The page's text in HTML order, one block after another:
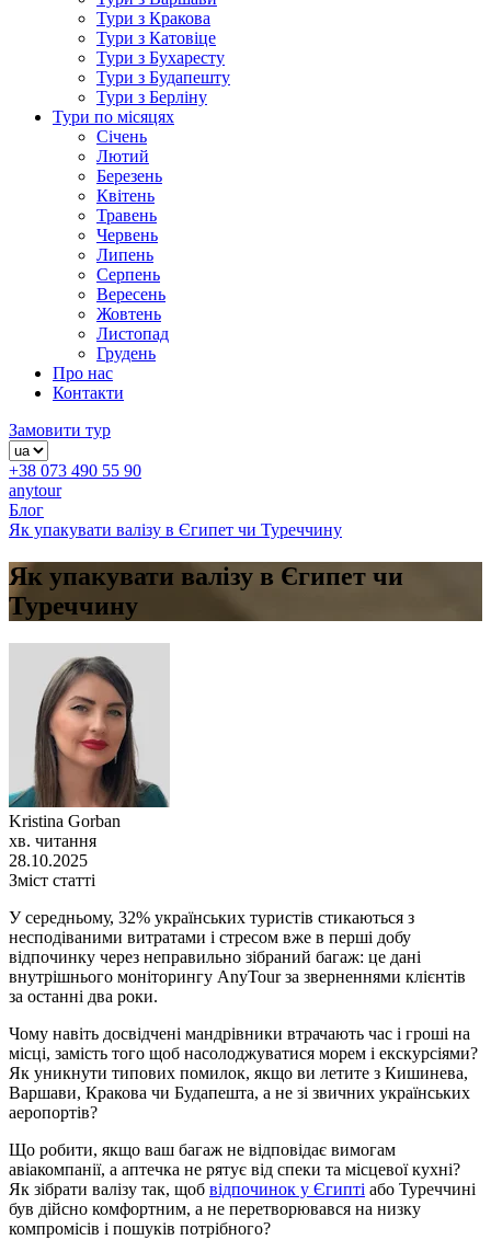
Тури з Кракова
Тури з Катовіце
Тури з Бухаресту
Тури з Будапешту
Тури з Берліну
Тури по місяцях
Січень
Лютий
Березень
Квітень
Травень
Червень
Липень
Серпень
Вересень
Жовтень
Листопад
Грудень
Про нас
Контакти
Замовити тур
+38 073 490 55 90
anytour
Блог
Як упакувати валізу в Єгипет чи Туреччину
Як упакувати валізу в Єгипет чи
Туреччину
Kristina Gorban
хв. читання
28.10.2025
Зміст статті
У середньому, 32% українських туристів стикаються з
несподіваними витратами і стресом вже в перші добу
відпочинку через неправильно зібраний багаж: це дані
внутрішнього моніторингу AnyTour за зверненнями клієнтів
за останні два роки.
Чому навіть досвідчені мандрівники втрачають час і гроші на
місці, замість того щоб насолоджуватися морем і екскурсіями?
Як уникнути типових помилок, якщо ви летите з Кишинева,
Варшави, Кракова чи Будапешта, а не зі звичних українських
аеропортів?
Що робити, якщо ваш багаж не відповідає вимогам
авіакомпанії, а аптечка не рятує від спеки та місцевої кухні?
Як зібрати валізу так, щоб відпочинок у Єгипті або Туреччині
був дійсно комфортним, а не перетворювався на низку
компромісів і пошуків потрібного?